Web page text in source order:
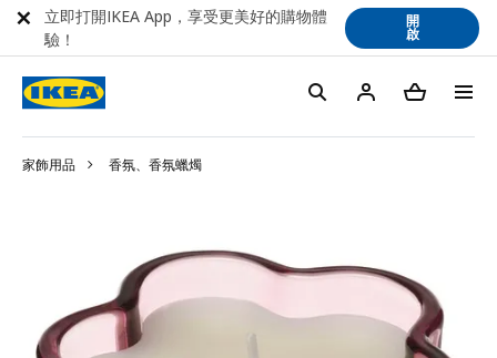
家飾用品 香氛、香氛蠟燭
立即打開IKEA App，享受更美好的購物體
驗！
開
啟